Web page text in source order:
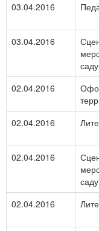
03.04.2016
03.04.2016
02.04.2016
02.04.2016
02.04.2016
02.04.2016